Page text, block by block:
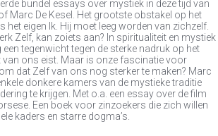
bundel essays over mystiek in deze tijd van
Marc De Kesel. Het grootste obstakel op het
het eigen Ik. Hij moet leeg worden van zichzelf.
Zelf, kan zoiets aan? In spiritualiteit en mystiek
tegenwicht tegen de sterke nadruk op het
van ons eist. Maar is onze fascinatie voor
dat Zelf van ons nog sterker te maken? Marc
donkere kamers van de mystieke traditie
te krijgen. Met o.a. een essay over de film
Een boek voor zinzoekers die zich willen
kaders en starre dogma’s.